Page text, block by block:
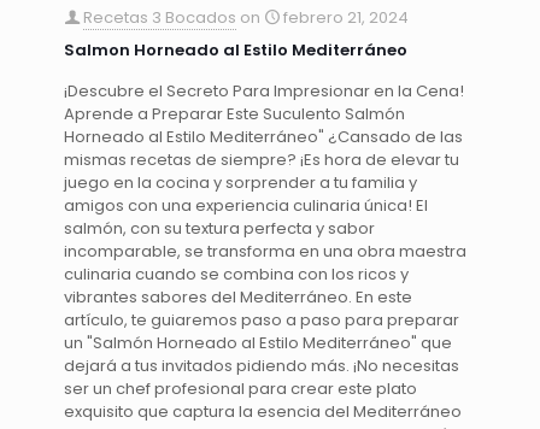
Recetas 3 Bocados on
febrero 21, 2024
Salmon Horneado al Estilo Mediterráneo
¡Descubre el Secreto Para Impresionar en la Cena!
Aprende a Preparar Este Suculento Salmón
Horneado al Estilo Mediterráneo" ¿Cansado de las
mismas recetas de siempre? ¡Es hora de elevar tu
juego en la cocina y sorprender a tu familia y
amigos con una experiencia culinaria única! El
salmón, con su textura perfecta y sabor
incomparable, se transforma en una obra maestra
culinaria cuando se combina con los ricos y
vibrantes sabores del Mediterráneo. En este
artículo, te guiaremos paso a paso para preparar
un "Salmón Horneado al Estilo Mediterráneo" que
dejará a tus invitados pidiendo más. ¡No necesitas
ser un chef profesional para crear este plato
exquisito que captura la esencia del Mediterráneo